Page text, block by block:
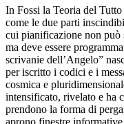
In Fossi la Teoria del Tutto
come le due parti
cui pianificazione non può
ma deve essere
scrivanie dell’Angelo”
per iscritto i codici e i
cosmica e
intensificato, rivelato e ha
prendono la forma di